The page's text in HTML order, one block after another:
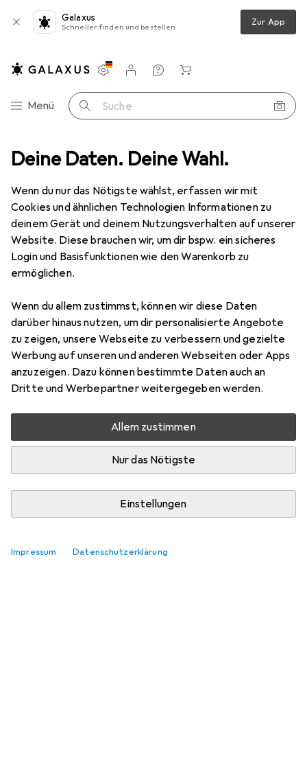
Deine Daten. Deine Wahl.
Wenn du nur das Nötigste wählst, erfassen wir mit
Cookies und ähnlichen Technologien Informationen zu
deinem Gerät und deinem Nutzungsverhalten auf unserer
Website. Diese brauchen wir, um dir bspw. ein sicheres
Login und Basisfunktionen wie den Warenkorb zu
ermöglichen.
Wenn du allem zustimmst, können wir diese Daten
darüber hinaus nutzen, um dir personalisierte Angebote
zu zeigen, unsere Webseite zu verbessern und gezielte
Werbung auf unseren und anderen Webseiten oder Apps
anzuzeigen. Dazu können bestimmte Daten auch an
Dritte und Werbepartner weitergegeben werden.
Allem zustimmen
Nur das Nötigste
Einstellungen
Impressum Datenschutzerklärung
Galaxus
Schneller finden und bestellen Zur App
Navigation nach Kategorien
Menü Suche
Einstellungen
Kundenkonto
Vergleichslisten
Merklisten
Warenkorb
Medien Bücher Comics + Manga Superman 1
EUR
58,40
Superman 1
Deutsch, Englisch, 2024, Kurt Busiek
Zubehör für Superman 1
Hier findest du passendes Zubehör zum Produkt
Produktliste
Keine Produkte gefunden